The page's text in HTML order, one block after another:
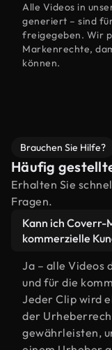
Alle Videos in
generiert – sind
freigegeben. Wir
Markenrechte,
können.
Brauchen Sie Hilfe?
Häufig
Erhalten Sie
Fragen.
Kann ich Coverr-
kommerzielle
Ja – alle Videos
und für die
Jeder Clip wird
der
gewährleisten,